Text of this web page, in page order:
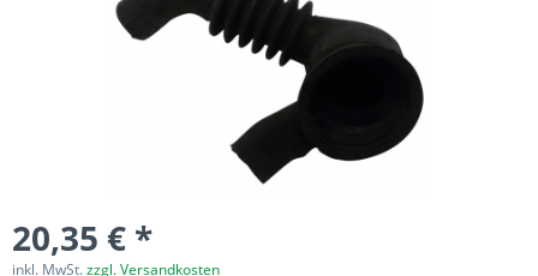
20,35 € *
inkl. MwSt.zzgl. Versandkosten